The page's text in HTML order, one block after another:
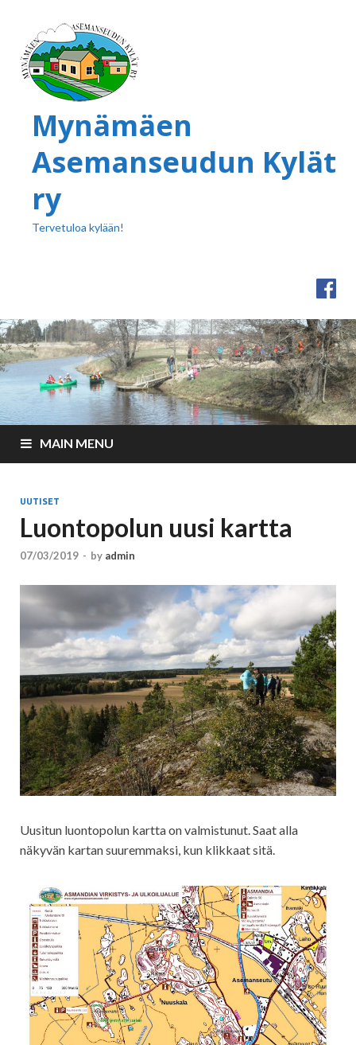
Mynämäen
Asemanseudun Kylät
ry
Tervetuloa kylään!
MAIN MENU
UUTISET
Luontopolun uusi kartta
07/03/2019 - by admin
Uusitun luontopolun kartta on valmistunut. Saat alla
näkyvän kartan suuremmaksi, kun klikkaat sitä.